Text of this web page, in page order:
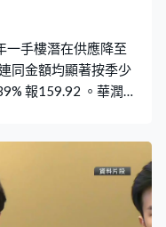
指出機構投資者及
產品正好符合他們的
收益板塊的發展，或
民幣產品
一手樓潛在供應降至
同金額均顯著按季少
報159.92 。華潤置